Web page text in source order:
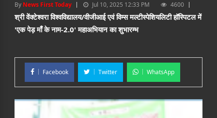
By News First Today Jul 10, 2025 12:33 PM 4600
श्री वेंक्टेश्वरा विश्वविद्यालय/वीजीआई एवं विम्स मल्टीस्पेशियलिटी हॉस्पिटल में
'एक पेड़ माँ के नाम-2.0' महाअभियान का शुभारम्भ
Facebook Twitter WhatsApp